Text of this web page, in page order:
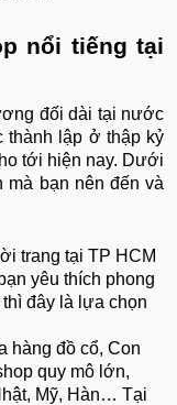
nổi tiếng tại
đối dài tại nước
thành lập ở thập kỷ
tới hiện nay. Dưới
bạn nên đến và
trang tại TP HCM
yêu thích phong
đây là lựa chọn
hàng đồ cổ, Con
quy mô lớn,
Mỹ, Hàn… Tại